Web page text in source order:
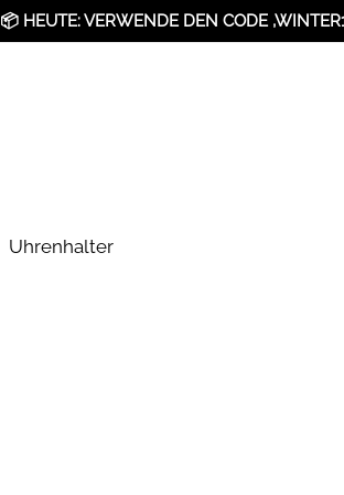
📦 HEUTE: VERWENDE DEN CODE
Uhrenhalter